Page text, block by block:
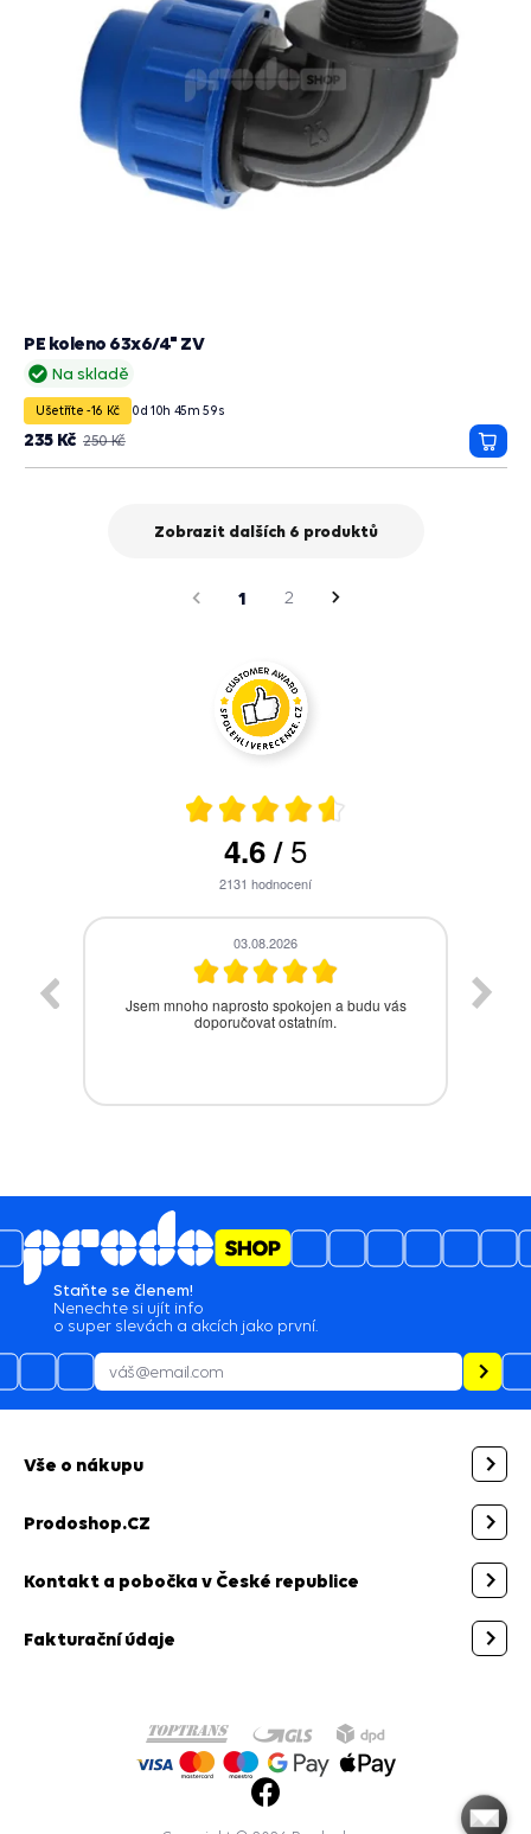
Na skladě
PE koleno 63x6/4" ZV
Ušetříte -16 Kč 0d 10h 45m 58s
250 Kč
235 Kč
do
Zobrazit dalších 6 produktů
1 2
Následující
4.6/5
2131 hodnocení
28.07.2026
Bezproblémová komunikace, rychlé vyřešení
drobného problému.
Staňte se členem!
Nenechte si ujít info
o super slevách a akcích jako první.
Vše o nákupu
Prodoshop.CZ
Kontakt a pobočka v České republice
Fakturační údaje